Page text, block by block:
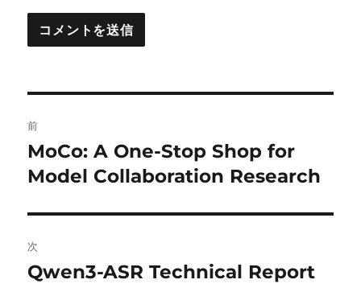
稿
ナ
ビ
ゲ
ー
前
前
の
稿:
MoCo: A One-Stop Shop for
Model Collaboration Research
次
次
Qwen3-ASR Technical Report